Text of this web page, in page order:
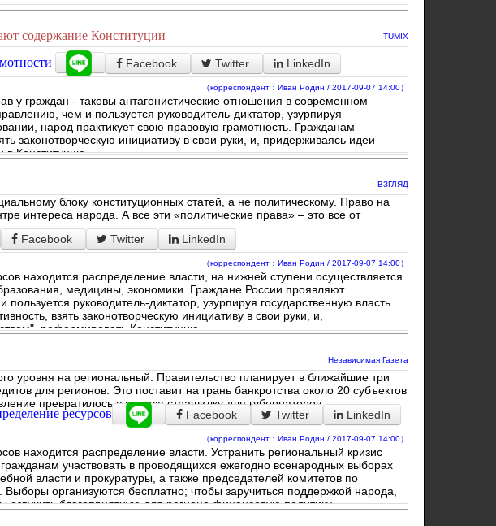
содержание Конституции TUMIX
Facebook Twitter LinkedIn
（корреспондент：Иван Родин / 2017-09-07 14:00）
у граждан - таковы антагонистические отношения в современном
чем и пользуется руководитель-диктатор, узурпируя
народ практикует свою правовую грамотность. Гражданам
законотворческую инициативу в свои руки, и, придерживаясь идеи
в Конституцию.
ВЗГЛЯД
блоку конституционных статей, а не политическому. Право на
интереса народа. А все эти «политические права» – это все от
Facebook Twitter LinkedIn
（корреспондент：Иван Родин / 2017-09-07 14:00）
находится распределение власти, на нижней ступени осуществляется
медицины, экономики. Граждане России проявляют
руководитель-диктатор, узурпируя государственную власть.
взять законотворческую инициативу в свои руки, и,
реформировать Конституцию.
Независимая Газета
уровня на региональный. Правительство планирует в ближайшие три
для регионов. Это поставит на грань банкротства около 20 субъектов
превратилось в вечную страшилку для губернаторов.
ресурсов Facebook Twitter LinkedIn
（корреспондент：Иван Родин / 2017-09-07 14:00）
находится распределение власти. Устранить региональный кризис
участвовать в проводящихся ежегодно всенародных выборах
власти и прокуратуры, а также председателей комитетов по
организуются бесплатно; чтобы заручиться поддержкой народа,
благоприятную для региона финансовую политику.